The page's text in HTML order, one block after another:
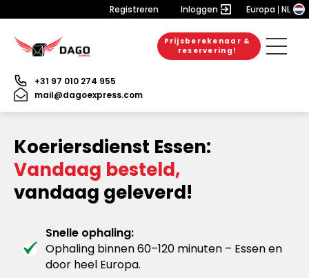
Registreren Inloggen Europa NL
Prijsberekenaar &
reservering!
+31 97 010 274 955
mail@dagoexpress.com
Koeriersdienst Essen:
Vandaag besteld,
vandaag geleverd!
Snelle ophaling:
Ophaling binnen 60–120 minuten – Essen en
door heel Europa.